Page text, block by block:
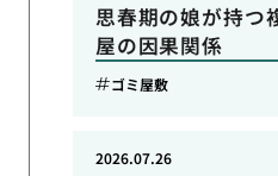
思春期の娘が持つ
屋の因果関係
ゴミ屋敷
2026.07.26